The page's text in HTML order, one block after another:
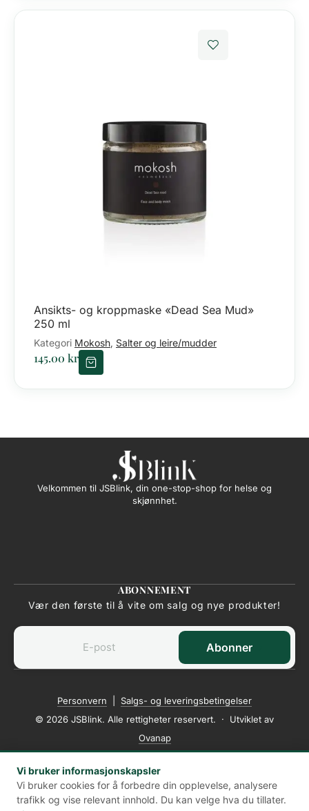
Ansikts- og kroppmaske «Dead Sea Mud»
250 ml
Kategori Mokosh, Salter og leire/mudder
145.00 kr
Velkommen til JSBlink, din one-stop-shop for helse og
skjønnhet.
ABONNEMENT
Vær den første til å vite om salg og nye produkter!
Abonner
Personvern
Salgs- og leveringsbetingelser
© 2026 JSBlink. Alle rettigheter reservert. · Utviklet av
Ovanap
★★★★★5,0 av 5· Basert på kundeomtaler fra Google
Vi bruker informasjonskapsler
Vi bruker cookies for å forbedre din opplevelse, analysere
trafikk og vise relevant innhold. Du kan velge hva du tillater.